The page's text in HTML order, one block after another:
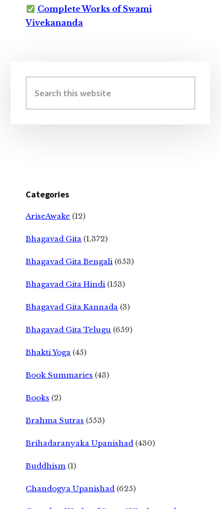
Complete Works of Swami
Vivekananda
Sidebar
this
website
Categories
AriseAwake (12)
Bhagavad Gita (1,372)
Bhagavad Gita Bengali (653)
Bhagavad Gita Hindi (153)
Bhagavad Gita Kannada (3)
Bhagavad Gita Telugu (659)
Bhakti Yoga (45)
Book Summaries (43)
Books (2)
Brahma Sutras (553)
Brihadaranyaka Upanishad (430)
Buddhism (1)
Chandogya Upanishad (625)